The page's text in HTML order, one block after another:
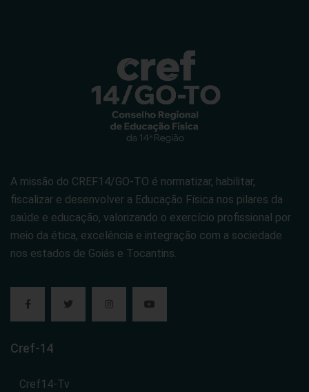
A missão do CREF14/GO-TO é normatizar, habilitar,
fiscalizar e desenvolver a Educação Física nos pilares da
saúde e educação, valorizando o exercício profissional por
meio da ética, excelência e integração com a sociedade
nos estados de Goiás e Tocantins.
Cref-14
Cref14-Tv